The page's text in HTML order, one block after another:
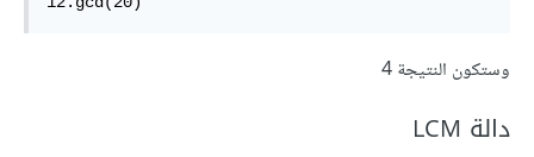
وستكون النتيجة 4
دالة LCM